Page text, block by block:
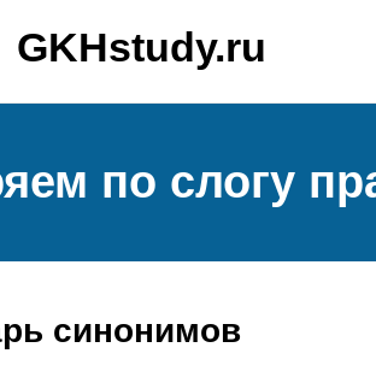
GKHstudy.ru
по слогу
синонимов